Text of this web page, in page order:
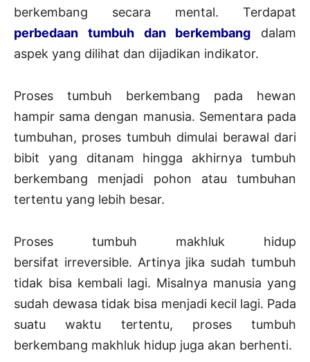
berkembang secara mental. Terdapat
perbedaan tumbuh dan berkembang dalam
aspek yang dilihat dan dijadikan indikator.
Proses tumbuh berkembang pada hewan
hampir sama dengan manusia. Sementara pada
tumbuhan, proses tumbuh dimulai berawal dari
bibit yang ditanam hingga akhirnya tumbuh
berkembang menjadi pohon atau tumbuhan
tertentu yang lebih besar.
Proses tumbuh makhluk hidup
bersifat irreversible. Artinya jika sudah tumbuh
tidak bisa kembali lagi. Misalnya manusia yang
sudah dewasa tidak bisa menjadi kecil lagi. Pada
suatu waktu tertentu, proses tumbuh
berkembang makhluk hidup juga akan berhenti.